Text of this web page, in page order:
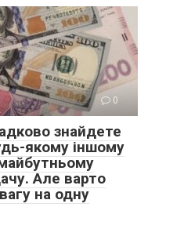
0
знайдете
якому іншому
Але варто
на одну